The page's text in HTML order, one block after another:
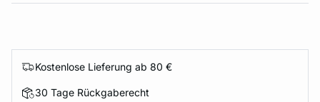
Kostenlose Lieferung ab 80 €
30 Tage Rückgaberecht